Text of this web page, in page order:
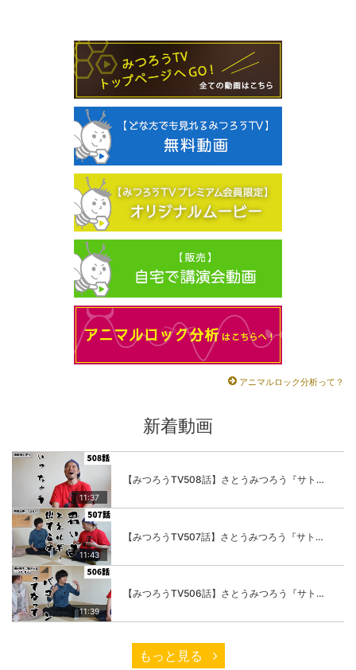
アニマルロック分析って？
新着動画
11:37
【みつろうTV508話】さとうみつろう『サトレル男塾』編④「“毎日”が変わります。楽しく」
11:43
【みつろうTV507話】さとうみつろう『サトレル男塾』編③「快楽は“自分のカラダの内側”にしかない」
11:39
【みつろうTV506話】さとうみつろう『サトレル男塾』編②「不思議な棒をお尻に…」
もっと見る